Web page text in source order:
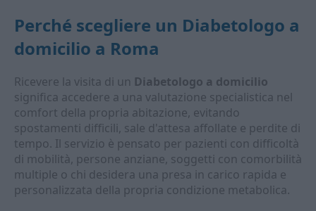
Perché scegliere un Diabetologo a
domicilio a Roma
Ricevere la visita di un Diabetologo a domicilio
significa accedere a una valutazione specialistica nel
comfort della propria abitazione, evitando
spostamenti difficili, sale d'attesa affollate e perdite di
tempo. Il servizio è pensato per pazienti con difficoltà
di mobilità, persone anziane, soggetti con comorbilità
multiple o chi desidera una presa in carico rapida e
personalizzata della propria condizione metabolica.